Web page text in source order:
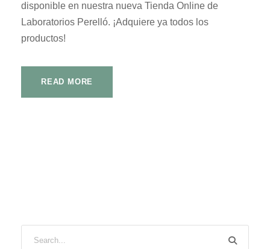
disponible en nuestra nueva Tienda Online de
Laboratorios Perelló. ¡Adquiere ya todos los
productos!
READ MORE